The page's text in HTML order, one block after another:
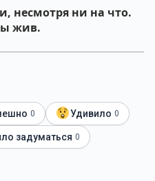
несмотря ни на что.
жив.
0 Удивило 0
задуматься 0